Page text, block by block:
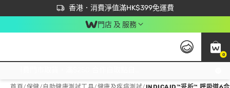
香港．消費淨值滿HK$399免運費
立即成為易賞錢會員盡享獨家優惠
首次APP下單買滿$450 輸入 NEWAPP 即減$50
門店 及 服務
0